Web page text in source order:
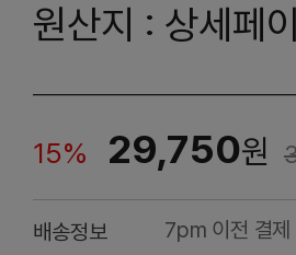
원산지 : 상세페
15% 29,750원
배송정보 7pm 이전 결제